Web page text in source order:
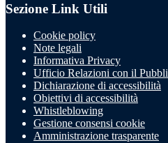
Sezione Link Utili
Cookie policy
Note legali
Informativa Privacy
Ufficio Relazioni con il
Dichiarazione di accessibilità
Obiettivi di accessibilità
Whistleblowing
Gestione consensi cookie
Amministrazione trasparente